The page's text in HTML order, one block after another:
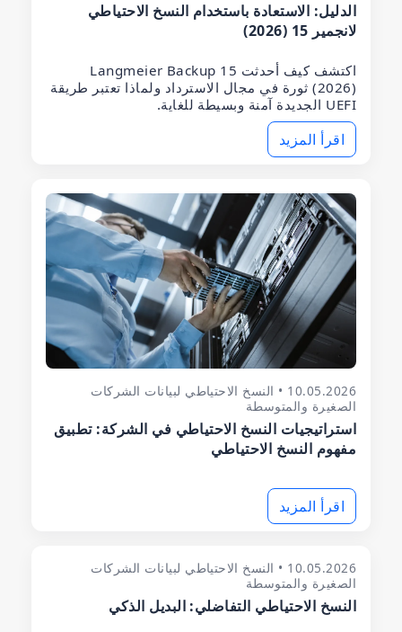
الدليل: الاستعادة باستخدام النسخ الاحتياطي
لانجمير 15 (2026)
اكتشف كيف أحدثت Langmeier Backup 15
(2026) ثورة في مجال الاسترداد ولماذا تعتبر طريقة
UEFI الجديدة آمنة وبسيطة للغاية.
اقرأ المزيد
10.05.2026 • النسخ الاحتياطي لبيانات الشركات
الصغيرة والمتوسطة
استراتيجيات النسخ الاحتياطي في الشركة: تطبيق
مفهوم النسخ الاحتياطي
اقرأ المزيد
10.05.2026 • النسخ الاحتياطي لبيانات الشركات
الصغيرة والمتوسطة
النسخ الاحتياطي التفاضلي: البديل الذكي